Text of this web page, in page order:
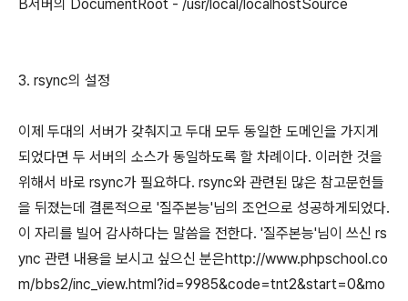
B서버의 DocumentRoot - /usr/local/localhostSource
3. rsync의 설정
이제 두대의 서버가 갖춰지고 두대 모두 동일한 도메인을 가지게
되었다면 두 서버의 소스가 동일하도록 할 차례이다. 이러한 것을
위해서 바로 rsync가 필요하다. rsync와 관련된 많은 참고문헌들
을 뒤졌는데 결론적으로 '질주본능'님의 조언으로 성공하게되었다.
이 자리를 빌어 감사하다는 말씀을 전한다. '질주본능'님이 쓰신 rs
ync 관련 내용을 보시고 싶으신 분은http://www.phpschool.co
m/bbs2/inc_view.html?id=9985&code=tnt2&start=0&mo